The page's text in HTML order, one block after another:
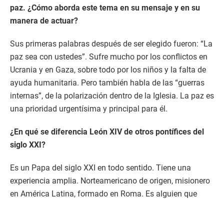
paz. ¿Cómo aborda este tema en su mensaje y en su
manera de actuar?
Sus primeras palabras después de ser elegido fueron: “La
paz sea con ustedes”. Sufre mucho por los conflictos en
Ucrania y en Gaza, sobre todo por los niños y la falta de
ayuda humanitaria. Pero también habla de las “guerras
internas”, de la polarización dentro de la Iglesia. La paz es
una prioridad urgentísima y principal para él.
¿En qué se diferencia León XIV de otros pontífices del
siglo XXI?
Es un Papa del siglo XXI en todo sentido. Tiene una
experiencia amplia. Norteamericano de origen, misionero
en América Latina, formado en Roma. Es alguien que